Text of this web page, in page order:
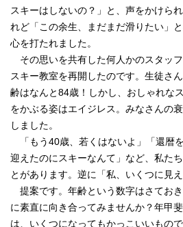
スキーはしないの？」と、声をかけら
れど「この余生、まだまだ滑りたい」
心を打たれました。
その思いを共有した何人かのスタッ
スキー教室を再開したのです。生徒さ
齢はなんと84歳！しかし、おしゃれな
をかぶる姿はエイジレス。みなさんの
しました。
「もう40歳、若くはないよ」「還暦
迎えたのにスキーなんて」など、私た
とがあります。逆に「私、いくつに見
提案です。年齢という数字はさてお
に素直に向き合ってみませんか？年甲
は、いくつになってもかっこいいもので